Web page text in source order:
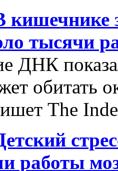
кишечнике
тысячи
ДНК
обитать
The
работы